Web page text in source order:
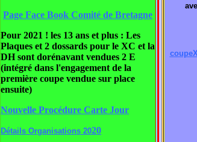
Page Face Book Comité de Bretagne
Pour 2021 ! les 13 ans et plus : Les
Plaques et 2 dossards pour le XC et la
DH sont dorénavant vendues 2 E
(intégré dans l'engagement de la
première coupe vendue sur place
ensuite)
Nouvelle Procédure Carte Jour
Détails Organisations 2020